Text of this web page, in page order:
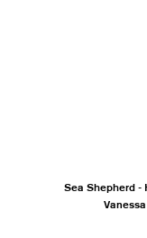
Sea Shepherd -